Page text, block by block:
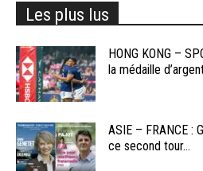
Les plus lus
HONG KONG –
la médaille
ASIE – FRANCE :
ce second tour...